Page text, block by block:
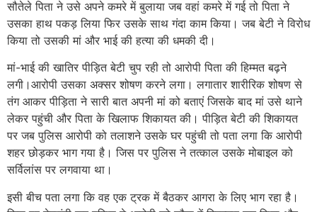
सौतेले पिता ने उसे अपने कमरे में बुलाया जब वहां कमरे में गई तो पिता ने
उसका हाथ पकड़ लिया फिर उसके साथ गंदा काम किया। जब बेटी ने विरोध
किया तो उसकी मां और भाई की हत्या की धमकी दी।
मां-भाई की खातिर पीड़ित बेटी चुप रही तो आरोपी पिता की हिम्मत बढ़ने
लगी।आरोपी उसका अक्सर शोषण करने लगा। लगातार शारीरिक शोषण से
तंग आकर पीड़िता ने सारी बात अपनी मां को बताएं जिसके बाद मां उसे थाने
लेकर पहुंची और पिता के खिलाफ शिकायत की। पीड़ित बेटी की शिकायत
पर जब पुलिस आरोपी को तलाशने उसके घर पहुंची तो पता लगा कि आरोपी
शहर छोड़कर भाग गया है। जिस पर पुलिस ने तत्काल उसके मोबाइल को
सर्विलांस पर लगवाया था।
इसी बीच पता लगा कि वह एक ट्रक में बैठकर आगरा के लिए भाग रहा है।